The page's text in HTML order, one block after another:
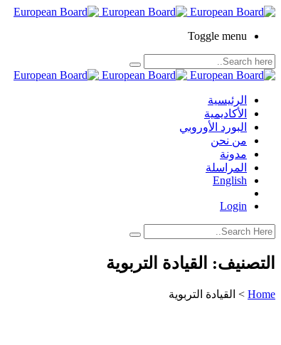
Toggle menu
الرئيسية
الأكاديمية
البورد الأوروبي
من نحن
مدونة
المراسلة
English
Login
التصنيف: القيادة التربوية
Home
> القيادة التربوية